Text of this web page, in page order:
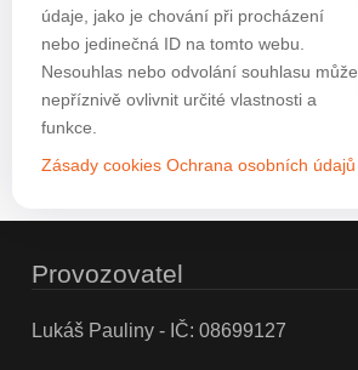
údaje, jako je chování při procházení
nebo jedinečná ID na tomto webu.
Nesouhlas nebo odvolání souhlasu může
nepříznivě ovlivnit určité vlastnosti a
funkce.
Zásady cookies Ochrana osobních údajů
Provozovatel
Lukáš Pauliny - IČ: 08699127